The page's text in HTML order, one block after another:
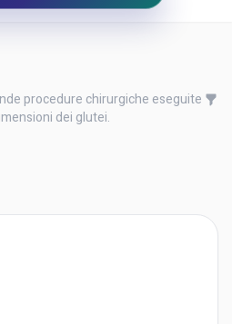
procedure chirurgiche eseguite
dei glutei.